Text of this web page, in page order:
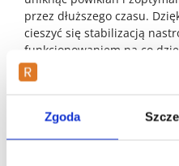
Zgoda
przez dłuższego czasu.
cieszyć się stabilizacją
funkcjonowaniem na co
Leki
Leki przeciwdepresyjne
depresji i innych zaburzeń